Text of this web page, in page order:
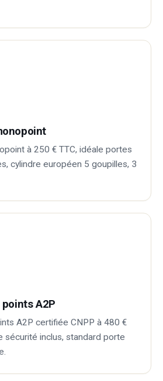
à 250 € TTC, idéale portes
cylindre européen 5 goupilles, 3
A2P
A2P certifiée CNPP à 480 €
sécurité inclus, standard porte